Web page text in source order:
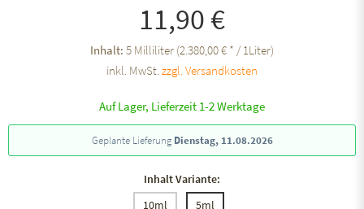
11,90 €
Inhalt: 5 Milliliter (2.380,00 € * / 1Liter)
inkl. MwSt.zzgl. Versandkosten
Auf Lager, Lieferzeit 1-2 Werktage
Geplante Lieferung Dienstag, 11.08.2026
Inhalt Variante:
10ml
5ml